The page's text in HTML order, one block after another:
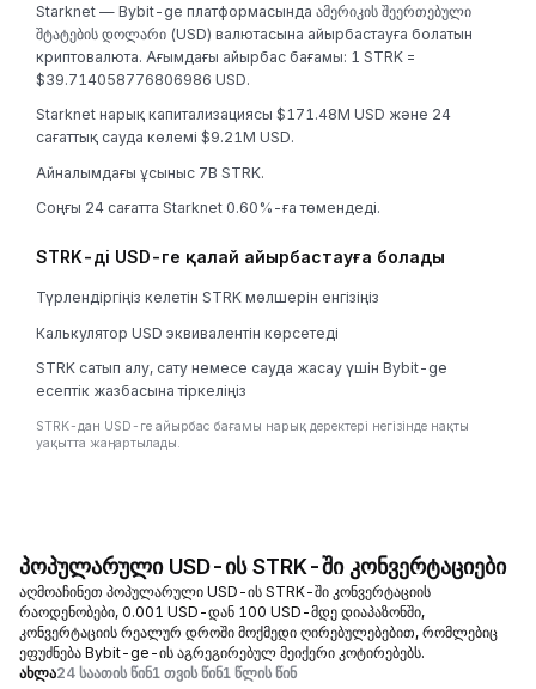
Starknet — Bybit-ge платформасында ამერიკის შეერთებული
შტატების დოლარი (USD) валютасына айырбастауға болатын
криптовалюта. Ағымдағы айырбас бағамы: 1 STRK =
$39.714058776806986 USD.
Starknet нарық капитализациясы $171.48M USD және 24
сағаттық сауда көлемі $9.21M USD.
Айналымдағы ұсыныс 7B STRK.
Соңғы 24 сағатта Starknet 0.60%-ға төмендеді.
STRK-ді USD-ге қалай айырбастауға болады
Түрлендіргіңіз келетін STRK мөлшерін енгізіңіз
Калькулятор USD эквивалентін көрсетеді
STRK сатып алу, сату немесе сауда жасау үшін Bybit-ge
есептік жазбасына тіркеліңіз
STRK-дан USD-ге айырбас бағамы нарық деректері негізінде нақты
уақытта жаңартылады.
პოპულარული USD-ის STRK-ში კონვერტაციები
აღმოაჩინეთ პოპულარული USD-ის STRK-ში კონვერტაციის
რაოდენობები, 0.001 USD-დან 100 USD-მდე დიაპაზონში,
კონვერტაციის რეალურ დროში მოქმედი ღირებულებებით, რომლებიც
ეფუძნება Bybit-ge-ის აგრეგირებულ მეიქერი კოტირებებს.
ახლა24 საათის წინ1 თვის წინ1 წლის წინ